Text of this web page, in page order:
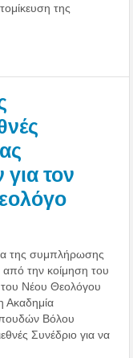
της
τον
της συμπλήρωσης
από την κοίμηση του
Νέου Θεολόγου
Ακαδημία
Βόλου
Συνέδριο για να